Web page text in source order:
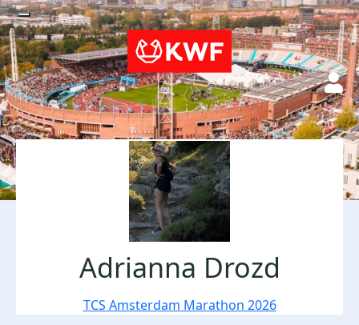
Adrianna Drozd
TCS Amsterdam Marathon 2026